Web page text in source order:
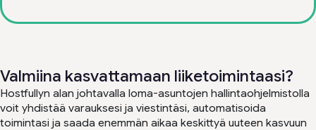
Valmiina kasvattamaan liiketoimintaasi?
Hostfullyn alan johtavalla loma-asuntojen hallintaohjelmistolla
voit yhdistää varauksesi ja viestintäsi, automatisoida
toimintasi ja saada enemmän aikaa keskittyä uuteen kasvuun